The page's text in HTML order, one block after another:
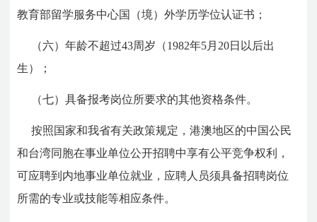
教育部留学服务中心国（境）外学历学位认证书；
（六）年龄不超过43周岁（1982年5月20日以后出
生）；
（七）具备报考岗位所要求的其他资格条件。
按照国家和我省有关政策规定，港澳地区的中国公民
和台湾同胞在事业单位公开招聘中享有公平竞争权利，
可应聘到内地事业单位就业，应聘人员须具备招聘岗位
所需的专业或技能等相应条件。